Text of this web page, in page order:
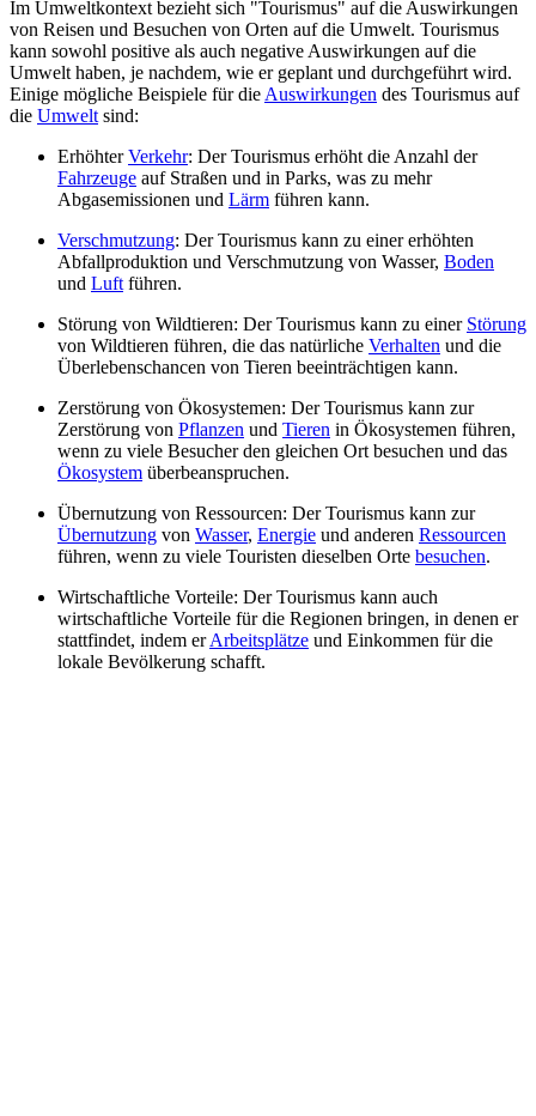
Im Umweltkontext bezieht sich "Tourismus" auf die Auswirkungen
von Reisen und Besuchen von Orten auf die Umwelt. Tourismus
kann sowohl positive als auch negative Auswirkungen auf die
Umwelt haben, je nachdem, wie er geplant und durchgeführt wird.
Einige mögliche Beispiele für die Auswirkungen des Tourismus auf
die Umwelt sind:
ErhöhterVerkehr: Der Tourismus erhöht die Anzahl der
Fahrzeuge auf Straßen und in Parks, was zu mehr
Abgasemissionen und Lärm führen kann.
Verschmutzung: Der Tourismus kann zu einer erhöhten
Abfallproduktion und Verschmutzung von Wasser, Boden
und Luft führen.
Störung von Wildtieren: Der Tourismus kann zu einer Störung
von Wildtieren führen, die das natürliche Verhalten und die
Überlebenschancen von Tieren beeinträchtigen kann.
Zerstörung von Ökosystemen: Der Tourismus kann zur
Zerstörung von Pflanzen und Tieren in Ökosystemen führen,
wenn zu viele Besucher den gleichen Ort besuchen und das
Ökosystem überbeanspruchen.
Übernutzung von Ressourcen: Der Tourismus kann zur
Übernutzung von Wasser, Energie und anderen Ressourcen
führen, wenn zu viele Touristen dieselben Orte besuchen.
Wirtschaftliche Vorteile: Der Tourismus kann auch
wirtschaftliche Vorteile für die Regionen bringen, in denen er
stattfindet, indem erArbeitsplätze und Einkommen für die
lokale Bevölkerung schafft.